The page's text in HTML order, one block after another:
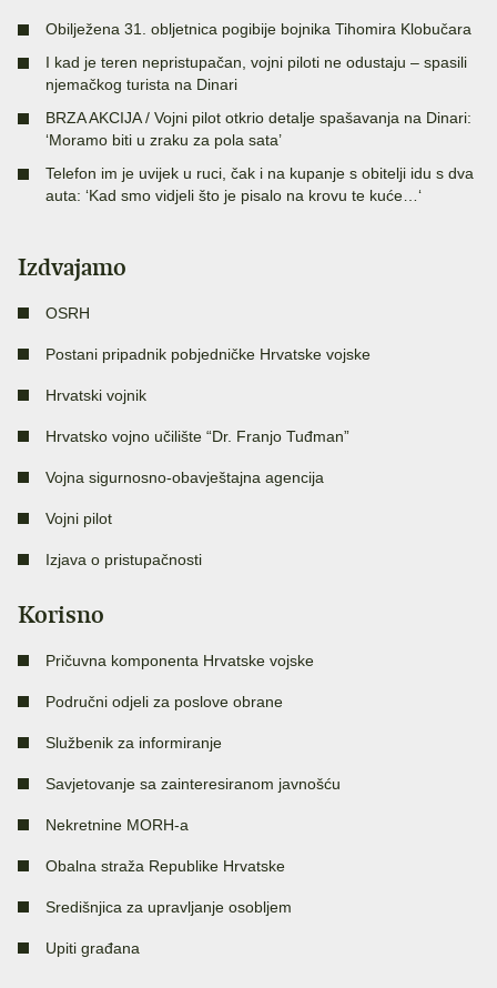
Obilježena 31. obljetnica pogibije bojnika Tihomira Klobučara
I kad je teren nepristupačan, vojni piloti ne odustaju – spasili
njemačkog turista na Dinari
BRZA AKCIJA / Vojni pilot otkrio detalje spašavanja na Dinari:
‘Moramo biti u zraku za pola sata’
Telefon im je uvijek u ruci, čak i na kupanje s obitelji idu s dva
auta: ‘Kad smo vidjeli što je pisalo na krovu te kuće…‘
Izdvajamo
OSRH
Postani pripadnik pobjedničke Hrvatske vojske
Hrvatski vojnik
Hrvatsko vojno učilište “Dr. Franjo Tuđman”
Vojna sigurnosno-obavještajna agencija
Vojni pilot
Izjava o pristupačnosti
Korisno
Pričuvna komponenta Hrvatske vojske
Područni odjeli za poslove obrane
Službenik za informiranje
Savjetovanje sa zainteresiranom javnošću
Nekretnine MORH-a
Obalna straža Republike Hrvatske
Središnjica za upravljanje osobljem
Upiti građana